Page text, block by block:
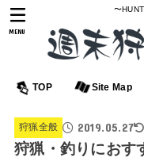
〜
TOP Site Map
MENU
狩猟全般 2019.05.27
狩猟・釣りにおす